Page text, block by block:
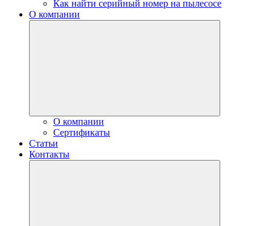
Как найти серийный номер на пылесосе
О компании
О компании
Сертификаты
Статьи
Контакты